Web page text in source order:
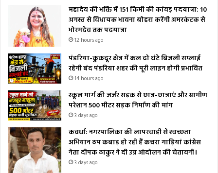
महादेव की भक्ति में 151 किमी की कांवड़ पदयात्रा: 10
अगस्त से विधायक भावना बोहरा करेंगी अमरकंटक से
भोरमदेव तक पदयात्रा
12 hours ago
पंडरिया-कुकदूर क्षेत्र में कल दो घंटे बिजली सप्लाई
रहेगी बंद पंडरिया शहर की पूरी लाइन होगी प्रभावित
14 hours ago
स्कूल मार्ग की जर्जर सड़क से छात्र-छात्राएं और ग्रामीण
परेशान 500 मीटर सड़क निर्माण की मांग
3 days ago
कवर्धा: नगरपालिका की लापरवाही से स्वच्छता
अभियान ठप कबाड़ हो रही हैं कचरा गाड़ियां कांग्रेस
नेता दीपक ठाकुर ने दी उग्र आंदोलन की चेतावनी।
3 days ago